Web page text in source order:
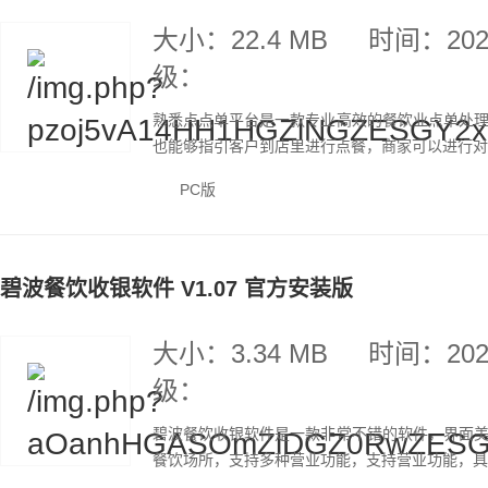
大小：22.4 MB
时间：
级：
熟悉点点单平台是一款专业高效的餐饮业点单处
也能够指引客户到店里进行点餐，商家可以进行
PC版
碧波餐饮收银软件 V1.07 官方安装版
大小：3.34 MB
时间：
级：
碧波餐饮收银软件是一款非常不错的软件，界面
餐饮场所，支持多种营业功能，支持营业功能，